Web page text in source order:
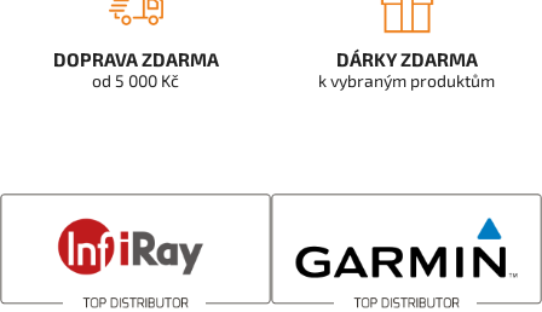
DOPRAVA ZDARMA
od 5 000 Kč
DÁRKY ZDARMA
k vybraným produktům